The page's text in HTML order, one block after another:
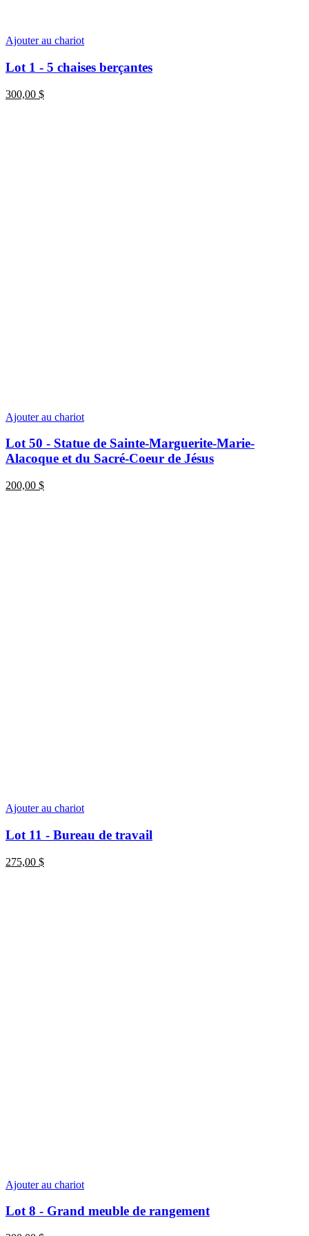
Ajouter au chariot
Lot 1 - 5 chaises berçantes
300,00 $
Ajouter au chariot
Lot 50 - Statue de Sainte-Marguerite-Marie-
Alacoque et du Sacré-Coeur de Jésus
200,00 $
Ajouter au chariot
Lot 11 - Bureau de travail
275,00 $
Ajouter au chariot
Lot 8 - Grand meuble de rangement